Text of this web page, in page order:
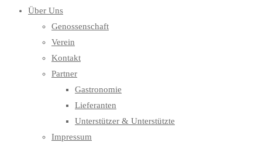
Über Uns
Genossenschaft
Verein
Kontakt
Partner
Gastronomie
Lieferanten
Unterstützer & Unterstützte
Impressum